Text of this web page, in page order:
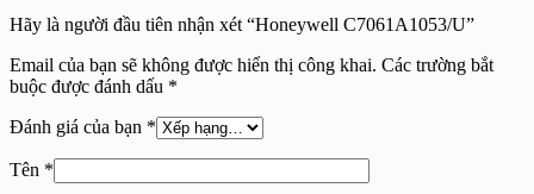
Hãy là người đầu tiên nhận xét “Honeywell C7061A1053/U”
Email của bạn sẽ không được hiển thị công khai. Các trường bắt
buộc được đánh dấu *
Đánh giá của bạn *
Tên *